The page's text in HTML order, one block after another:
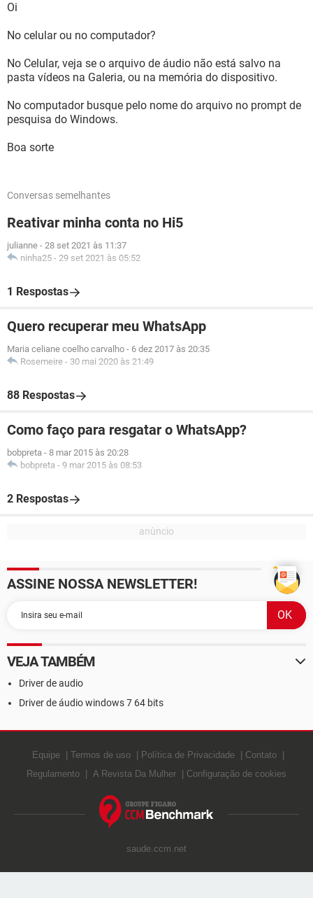
Oi
No celular ou no computador?
No Celular, veja se o arquivo de áudio não está salvo na
pasta vídeos na Galeria, ou na memória do dispositivo.
No computador busque pelo nome do arquivo no prompt de
pesquisa do Windows.
Boa sorte
Conversas semelhantes
Reativar minha conta no Hi5
julianne - 28 set 2021 às 11:37
ninha25 - 29 set 2021 às 05:52
1 Respostas
Quero recuperar meu WhatsApp
Maria celiane coelho carvalho - 6 dez 2017 às 20:35
Rosemeire - 30 mai 2020 às 21:49
88 Respostas
Como faço para resgatar o WhatsApp?
bobpreta - 8 mar 2015 às 20:28
bobpreta - 9 mar 2015 às 08:53
2 Respostas
ASSINE NOSSA NEWSLETTER!
VEJA TAMBÉM
Driver de audio
Driver de áudio windows 7 64 bits
Equipe Termos de uso Política de Privacidade
Contato
Regulamento
A Revista Da Mulher Configuração de cookies
saude.ccm.net